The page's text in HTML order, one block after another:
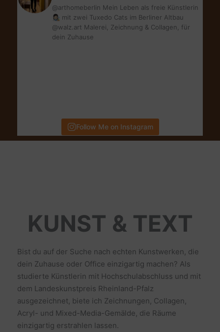
@arthomeberlin Mein Leben als freie Künstlerin
👩🏻‍🎨 mit zwei Tuxedo Cats im Berliner Altbau
@walz.art Malerei, Zeichnung & Collagen, für
dein Zuhause
Follow Me on Instagram
KUNST & TEXT
Bist du auf der Suche nach echten Kunstwerken, die
dein Zuhause oder Office einzigartig machen? Als
studierte Künstlerin mit Hochschulabschluss und mit
dem Landeskunstpreis Rheinland-Pfalz
ausgezeichnet, biete ich Zeichnungen, Collagen,
Acryl- und Mixed-Media-Gemälde, die Räume
einzigartig erstrahlen lassen.